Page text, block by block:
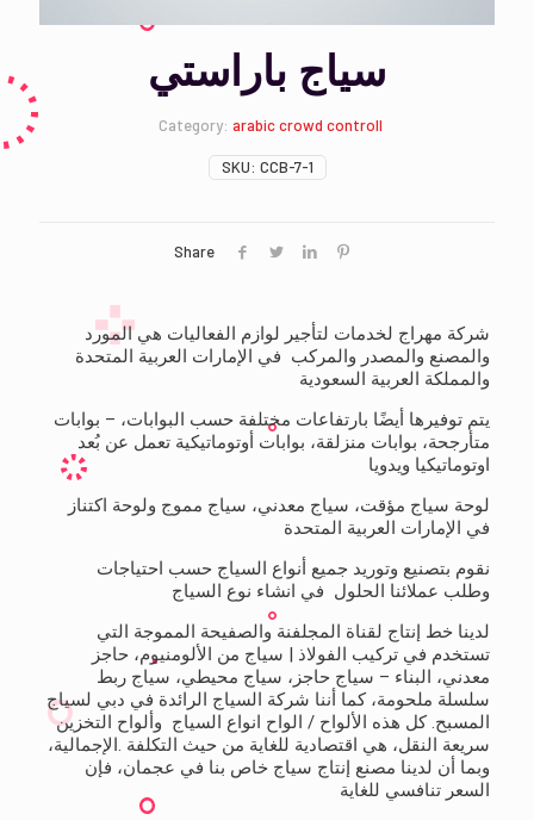
سياج باراستي
SKU: CCB-7-1
Category: arabic crowd controll
Share
شركة مهراج لخدمات لتأجير لوازم الفعاليات هي المورد
والمصنع والمصدر والمركب في الإمارات العربية المتحدة
والمملكة العربية السعودية
متأرجحة، بوابات منزلقة، بوابات أوتوماتيكية تعمل عن بُعد
اوتوماتيكيا ويدويا
لوحة سياج مؤقت، سياج معدني، سياج مموج ولوحة اكتناز
في الإمارات العربية المتحدة
نقوم بتصنيع وتوريد جميع أنواع السياج حسب احتياجات
وطلب عملائنا الحلول في انشاء نوع السياج
لدينا خط إنتاج لقناة المجلفنة والصفيحة المموجة التي
تستخدم في تركيب الفولاذ | سياج من الألومنيوم، حاجز
معدني، البناء – سياج حاجز، سياج محيطي، سياج ربط
سلسلة ملحومة، كما أننا شركة السياج الرائدة في دبي لسياج
المسبح. كل هذه الألواح / الواح انواع السياج وألواح التخزين
سريعة النقل، هي اقتصادية للغاية من حيث التكلفة .الإجمالية،
وبما أن لدينا مصنع إنتاج سياج خاص بنا في عجمان، فإن
السعر تنافسي للغاية